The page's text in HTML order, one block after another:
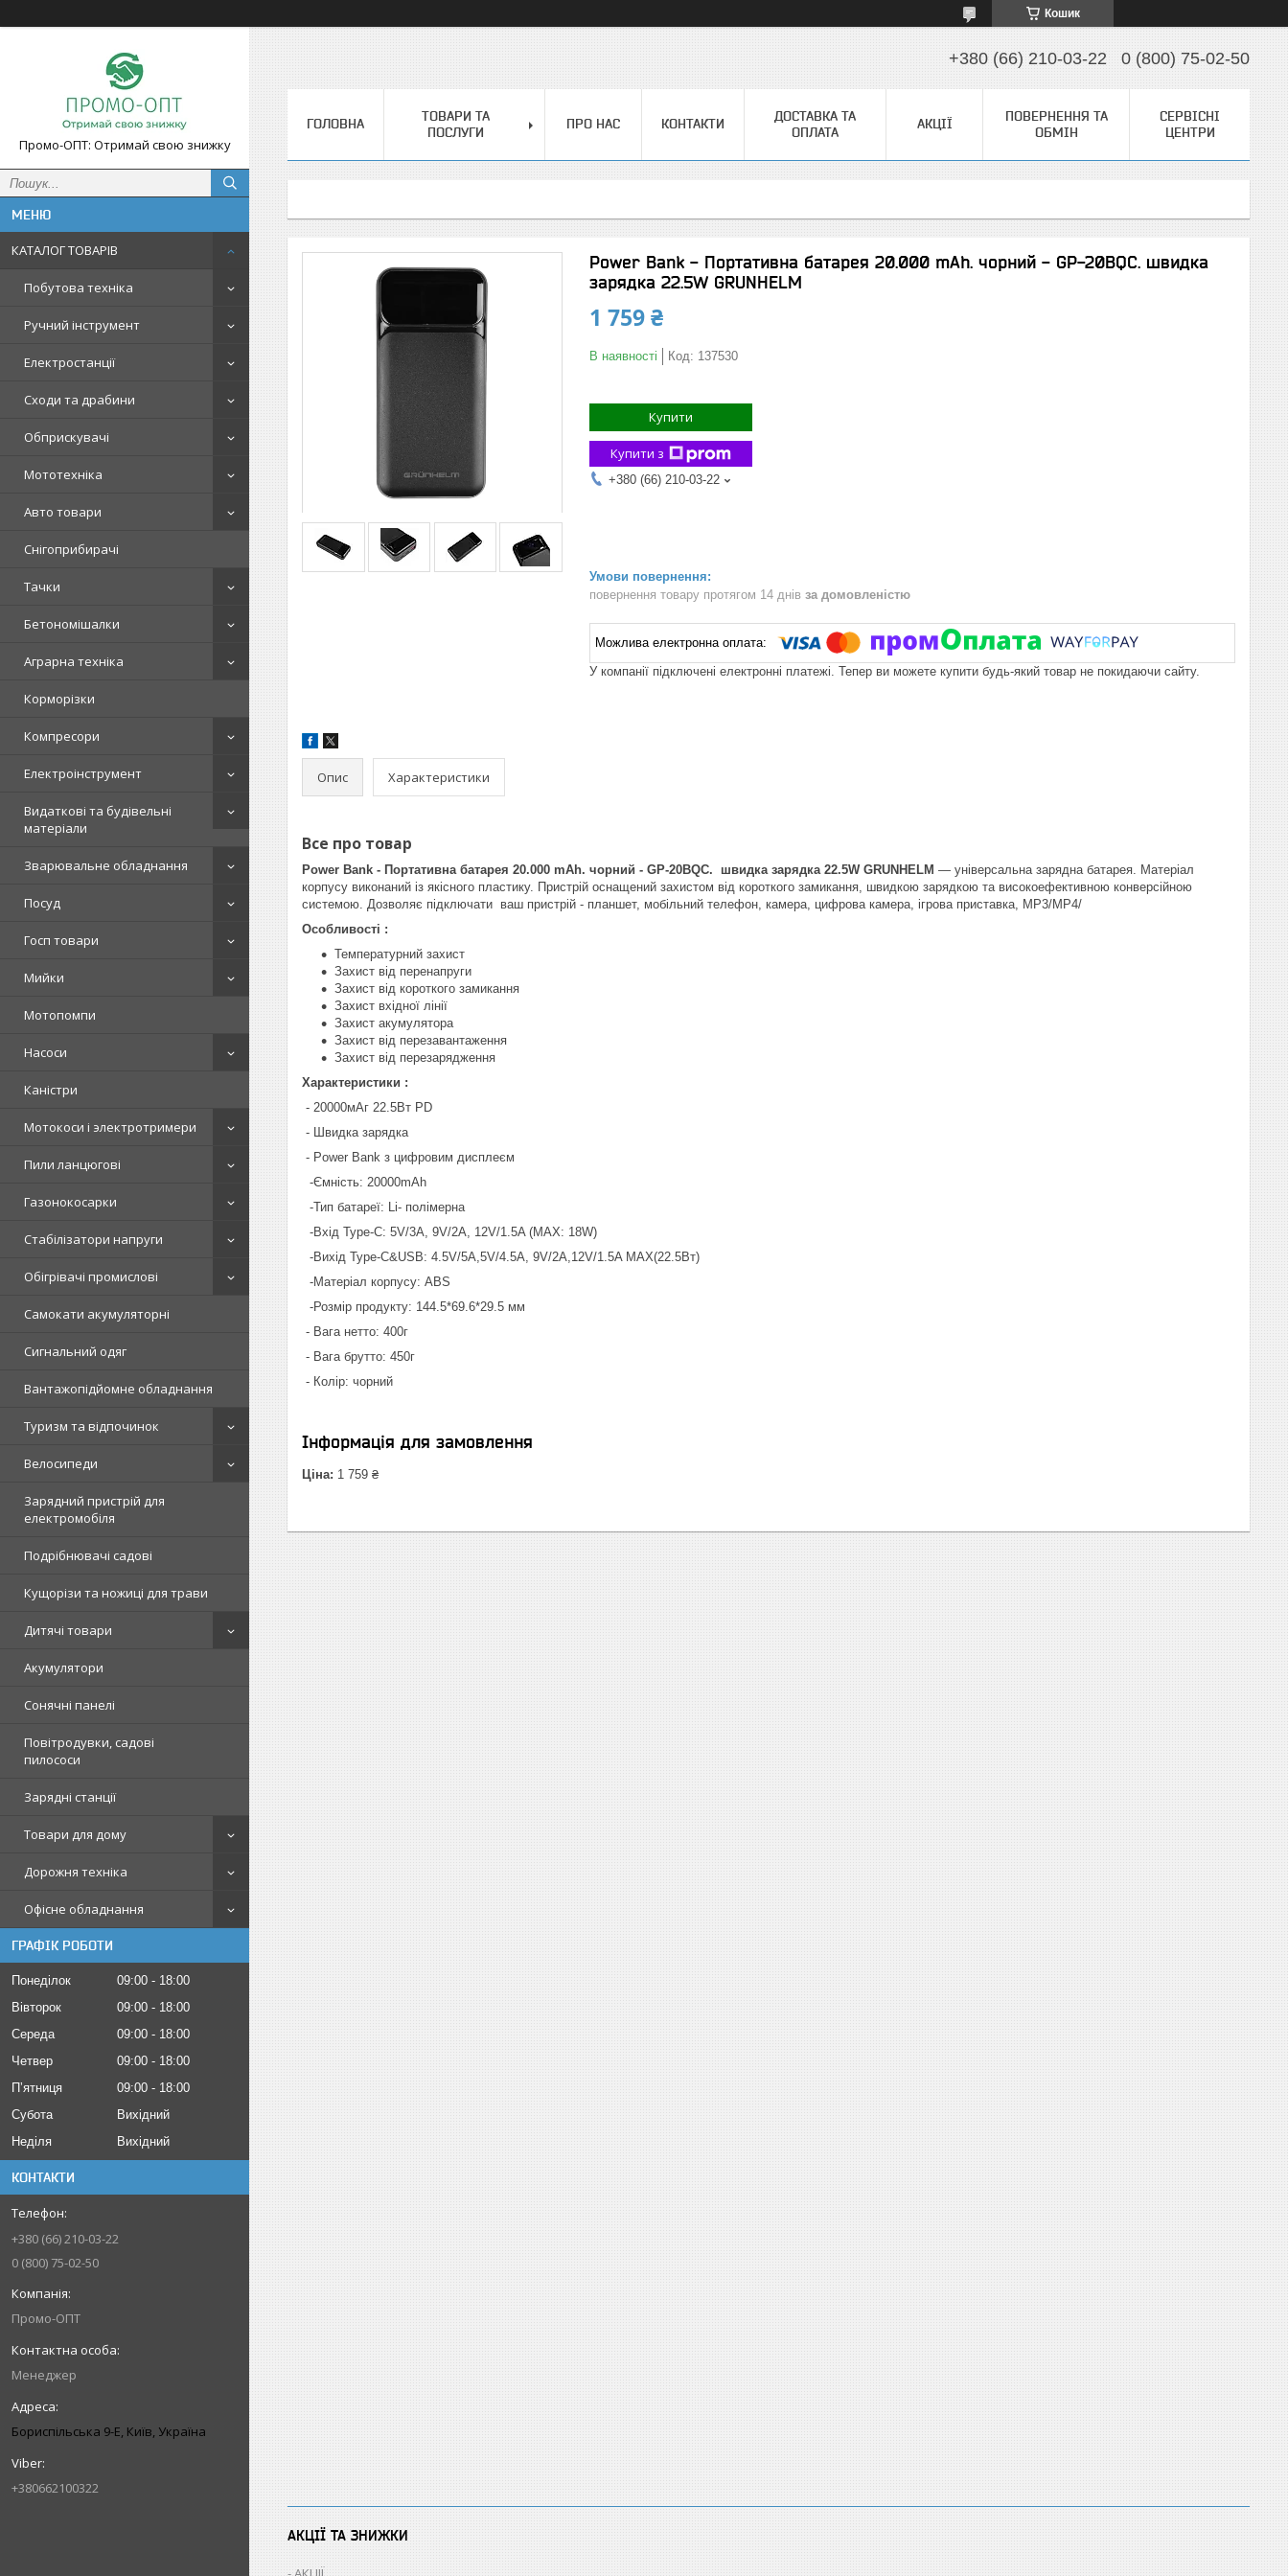
Кошик
Промо-ОПТ: Отримай свою знижку
КАТАЛОГ ТОВАРІВ
Побутова техніка
Ручний інструмент
Електростанції
Сходи та драбини
Обприскувачі
Мототехніка
Авто товари
Снігоприбирачі
Тачки
Бетономішалки
Аграрна техніка
Корморізки
Компресори
Електроінструмент
Видаткові та будівельні
матеріали
Зварювальне обладнання
Посуд
Госп товари
Мийки
Мотопомпи
Насоси
Каністри
Мотокоси і электротримери
Пили ланцюгові
Газонокосарки
Стабілізатори напруги
Обігрівачі промислові
Самокати акумуляторні
Сигнальний одяг
Вантажопідйомне обладнання
Туризм та відпочинок
Велосипеди
Зарядний пристрій для
електромобіля
Подрібнювачі садові
Кущорізи та ножиці для трави
Дитячі товари
Акумулятори
Сонячні панелі
Повітродувки, садові
пилососи
Зарядні станції
Товари для дому
Дорожня техніка
Офісне обладнання
ГРАФІК РОБОТИ
Понеділок 09:00
18:00
Вівторок
09:00
18:00
Середа
09:00
18:00
Четвер
09:00
18:00
Пʼятниця
09:00
18:00
Субота
Вихідний
Неділя
Вихідний
КОНТАКТИ
+380 (66) 210-03-22
0 (800) 75-02-50
Промо-ОПТ
Менеджер
Бориспільська 9-Е, Київ, Україна
+380662100322
+380 (66) 210-03-22 0 (800) 75-02-50
ГОЛОВНА
ТОВАРИ ТА
ПОСЛУГИ
ПРО НАС КОНТАКТИ
ДОСТАВКА ТА
ОПЛАТА
АКЦІЇ
ПОВЕРНЕННЯ ТА
ОБМІН
СЕРВІСНІ
ЦЕНТРИ
Power Bank - Портативна батарея 20.000 mAh. чорний - GP-20BQC. швидка
зарядка 22.5W GRUNHELM
1 759 ₴
В наявності Код: 137530
Купити
Купити з
+380 (66) 210-03-22
повернення товару протягом 14 днів за домовленістю
У компанії підключені електронні платежі. Тепер ви можете купити будь-який товар не покидаючи сайту.
Опис Характеристики
Все про товар
Power Bank - Портативна батарея 20.000 mAh. чорний - GP-20BQC. швидка зарядка 22.5W GRUNHELM — універсальна зарядна батарея. Матеріал
корпусу виконаний із якісного пластику. Пристрій оснащений захистом від короткого замикання, швидкою зарядкою та високоефективною конверсійною
системою. Дозволяє підключати ваш пристрій - планшет, мобільний телефон, камера, цифрова камера, ігрова приставка, MP3/MP4/
Особливості :
Температурний захист
Захист від перенапруги
Захист від короткого замикання
Захист вхідної лінії
Захист акумулятора
Захист від перезавантаження
Захист від перезарядження
Характеристики :
- 20000мAг 22.5Вт PD
- Швидка зарядка
- Power Bank з цифровим дисплеєм
-Ємність: 20000mAh
-Тип батареї: Li- полімерна
-Вхід Type-C: 5V/3A, 9V/2A, 12V/1.5A (MAX: 18W)
-Вихід Type-C&USB: 4.5V/5A,5V/4.5A, 9V/2A,12V/1.5A MAX(22.5Вт)
-Матеріал корпусу: ABS
-Розмір продукту: 144.5*69.6*29.5 мм
- Вага нетто: 400г
- Вага брутто: 450г
- Колір: чорний
Інформація для замовлення
Ціна: 1 759 ₴
АКЦІЇ ТА ЗНИЖКИ